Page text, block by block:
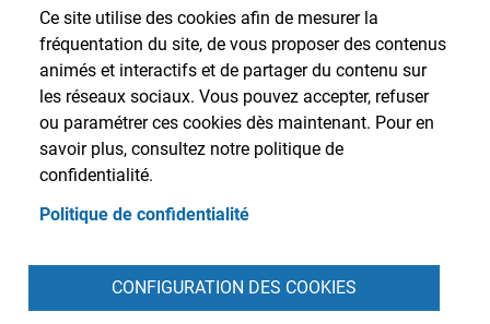
Ce site utilise des cookies afin de mesurer la
fréquentation du site, de vous proposer des contenus
animés et interactifs et de partager du contenu sur
les réseaux sociaux. Vous pouvez accepter, refuser
ou paramétrer ces cookies dès maintenant. Pour en
savoir plus, consultez notre politique de
confidentialité.
Politique de confidentialité
CONFIGURATION DES COOKIES
Pied de pagePlan du siteContactIntranetMentions légales